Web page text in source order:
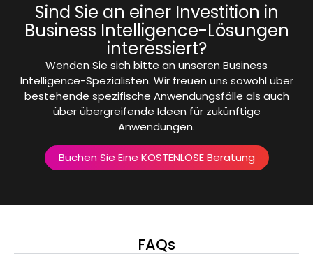
Sind Sie an einer Investition in
Business Intelligence-Lösungen
interessiert?
Wenden Sie sich bitte an unseren Business
Intelligence-Spezialisten. Wir freuen uns sowohl über
bestehende spezifische Anwendungsfälle als auch
über übergreifende Ideen für zukünftige
Anwendungen.
Buchen Sie Eine KOSTENLOSE Beratung
FAQs